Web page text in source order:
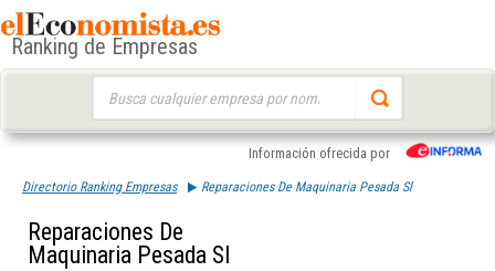
Ranking de Empresas
Información ofrecida por
Directorio Ranking Empresas Reparaciones De Maquinaria Pesada Sl
Reparaciones De
Maquinaria Pesada Sl